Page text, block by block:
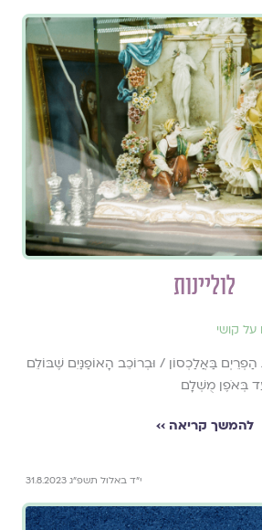
לוליינות
על קושי
בַּאֲלַכְסוֹן / וּבְרוֹכֵב הָאוֹפַנַּיִם שֶׁבּוֹלֵם
בְּאֹפֶן מֻשְׁלָם
להמשך קריאה ››
י״ד באלול תשפ״ג 31.8.2023